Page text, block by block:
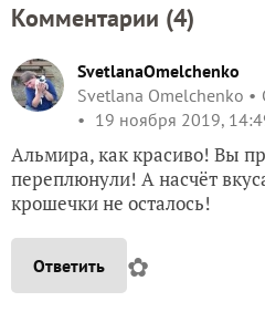
Комментарии (4)
SvetlanaOmelchenko
Svetlana Omelchenko
19 ноября 2019,
Альмира, как красиво! Вы
переплюнули! А насчёт
крошечки не осталось!
Ответить ✿